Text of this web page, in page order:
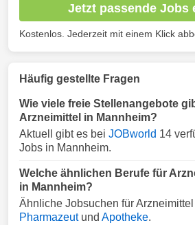
Jetzt passende Jobs
Kostenlos. Jederzeit mit einem Klick
Häufig gestellte Fragen
Wie viele freie Stellenangebote
Arzneimittel in Mannheim?
Aktuell gibt es bei JOBworld 14
Jobs in Mannheim.
Welche ähnlichen Berufe für
in Mannheim?
Ähnliche Jobsuchen für
Pharmazeutund Apotheke.